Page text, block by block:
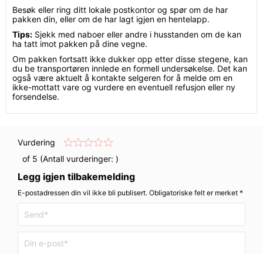
Besøk eller ring ditt lokale postkontor og spør om de har
pakken din, eller om de har lagt igjen en hentelapp.
Tips: Sjekk med naboer eller andre i husstanden om de kan
ha tatt imot pakken på dine vegne.
Om pakken fortsatt ikke dukker opp etter disse stegene, kan
du be transportøren innlede en formell undersøkelse. Det kan
også være aktuelt å kontakte selgeren for å melde om en
ikke-mottatt vare og vurdere en eventuell refusjon eller ny
forsendelse.
Vurdering
of 5 (Antall vurderinger: )
Legg igjen tilbakemelding
E-postadressen din vil ikke bli publisert. Obligatoriske felt er merket *